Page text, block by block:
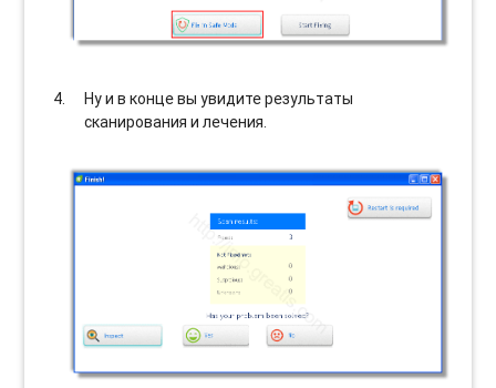
Ну и в конце вы увидите результаты
сканирования и лечения.